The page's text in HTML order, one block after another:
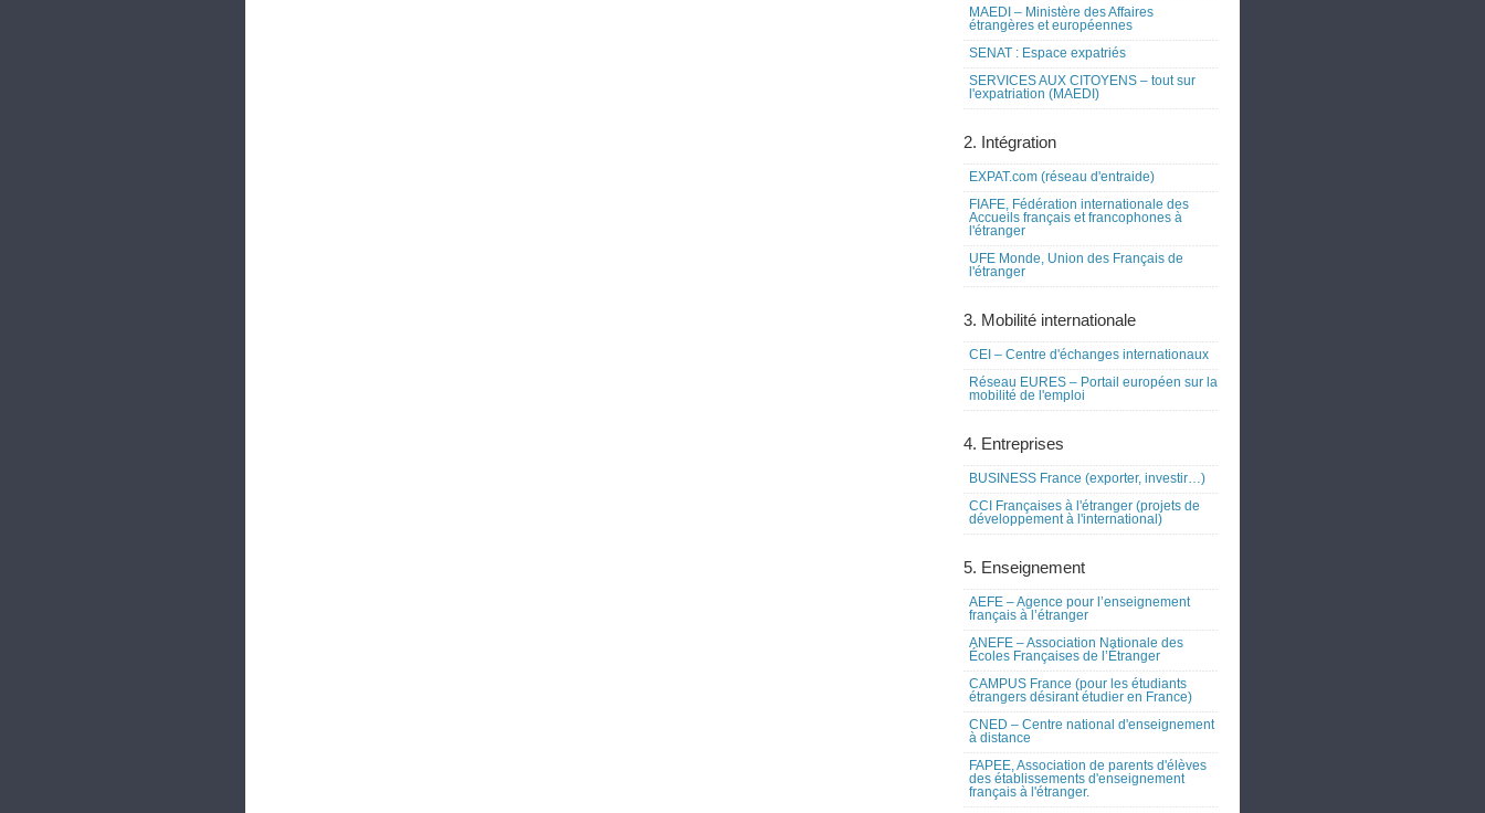
MAEDI – Ministère des Affaires
étrangères et européennes
SENAT : Espace expatriés
SERVICES AUX CITOYENS – tout sur
l'expatriation (MAEDI)
2. Intégration
EXPAT.com (réseau d'entraide)
FIAFE, Fédération internationale des
Accueils français et francophones à
l'étranger
UFE Monde, Union des Français de
l'étranger
3. Mobilité internationale
CEI – Centre d'échanges internationaux
Réseau EURES – Portail européen sur la
mobilité de l'emploi
4. Entreprises
BUSINESS France (exporter, investir…)
CCI Françaises à l'étranger (projets de
développement à l'international)
5. Enseignement
AEFE – Agence pour l’enseignement
français à l’étranger
ANEFE – Association Nationale des
Écoles Françaises de l’Étranger
CAMPUS France (pour les étudiants
étrangers désirant étudier en France)
CNED – Centre national d'enseignement
à distance
FAPEE, Association de parents d'élèves
des établissements d'enseignement
français à l'étranger.